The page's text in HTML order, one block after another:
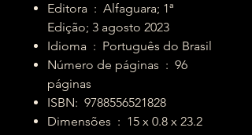
Editora ‏ : ‎ Alfaguara; 1ª
Edição; 3 agosto 2023
Idioma ‏ : ‎ Português do Brasil
Número de páginas ‏ : ‎ 96
páginas
ISBN: ‎ 9788556521828
Dimensões ‏ : ‎ 15 x 0.8 x 23.2